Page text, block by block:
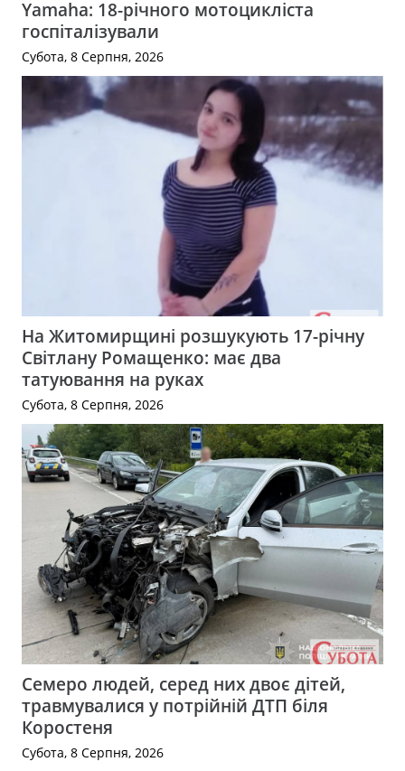
Yamaha: 18-річного мотоцикліста
госпіталізували
Субота, 8 Серпня, 2026
На Житомирщині розшукують 17-річну
Світлану Ромащенко: має два
татуювання на руках
Субота, 8 Серпня, 2026
Семеро людей, серед них двоє дітей,
травмувалися у потрійній ДТП біля
Коростеня
Субота, 8 Серпня, 2026